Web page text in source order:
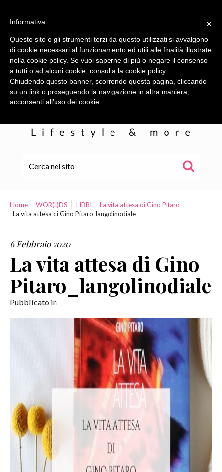
WOR(L)DS
COLLABORAZIONI
CONTATTI
Home WOR(L)DS LIBRI
La vita attesa di Gino Pitaro
La vita attesa di Gino Pitaro_langolinodiale
6 Febbraio 2020
La vita attesa di Gino
Pitaro_langolinodiale
Pubblicato in
×
Informativa
Questo sito o gli strumenti terzi da questo utilizzati si avvalgono
di cookie necessari al funzionamento ed utili alle finalità illustrate
nella cookie policy. Se vuoi saperne di più o negare il consenso
a tutti o ad alcuni cookie, consulta la cookie policy.
Chiudendo questo banner, scorrendo questa pagina, cliccando
su un link o proseguendo la navigazione in altra maniera,
acconsenti all’uso dei cookie.